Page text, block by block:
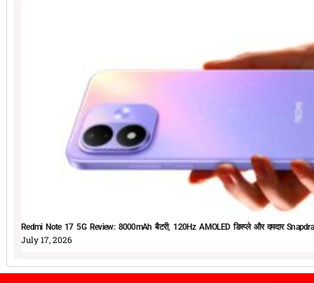
Redmi Note 17 5G Review: 8000mAh बैटरी, 120Hz AMOLED डिस्प्ले और दमदार
July 17, 2026